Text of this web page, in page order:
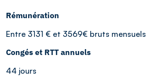
Rémunération
Entre 3131 € et 3569€ bruts mensuels
Congés et RTT annuels
44 jours